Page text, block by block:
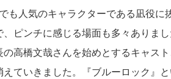
も人気のキャラクターである凪役に
ピンチに感じる場面も多々ありま
高橋文哉さんを始めとするキャス
えていきました。『ブルーロック』